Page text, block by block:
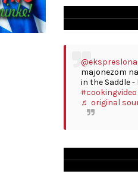
majonezom
in the Saddle -
#cookingvideo
♬ original